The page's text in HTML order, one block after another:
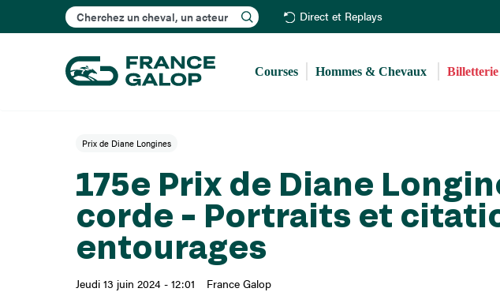
Rechercher Direct et Replays
Courses Hommes & Chevaux Billetterie
175e Prix de Diane
corde – Portraits et
entourages
Jeudi 13 juin 2024 - 12:01 France Galop
Prix de Diane Longines